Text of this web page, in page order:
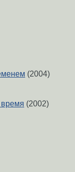
(2004)
время (2002)